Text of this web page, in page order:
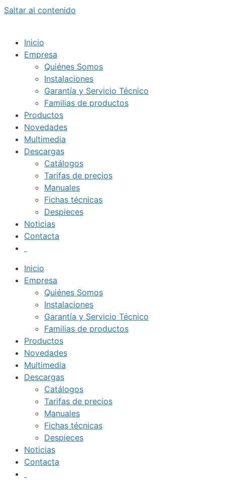
Saltar al contenido
Inicio
Empresa
Quiénes Somos
Instalaciones
Garantía y Servicio Técnico
Familias de productos
Productos
Novedades
Multimedia
Descargas
Catálogos
Tarifas de precios
Manuales
Fichas técnicas
Despieces
Noticias
Contacta
Inicio
Empresa
Quiénes Somos
Instalaciones
Garantía y Servicio Técnico
Familias de productos
Productos
Novedades
Multimedia
Descargas
Catálogos
Tarifas de precios
Manuales
Fichas técnicas
Despieces
Noticias
Contacta